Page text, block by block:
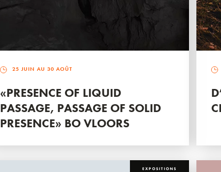
25 JUIN AU 30 AOÛT
«PRESENCE OF LIQUID
PASSAGE, PASSAGE OF SOLID
PRESENCE» BO VLOORS
EXPOSITIONS